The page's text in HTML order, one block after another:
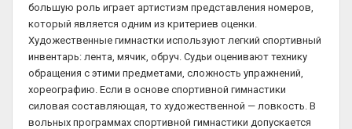
большую роль играет артистизм представления номеров,
который является одним из критериев оценки.
Художественные гимнастки используют легкий спортивный
инвентарь: лента, мячик, обруч. Судьи оценивают технику
обращения с этими предметами, сложность упражнений,
хореографию. Если в основе спортивной гимнастики
силовая составляющая, то художественной — ловкость. В
вольных программах спортивной гимнастики допускается